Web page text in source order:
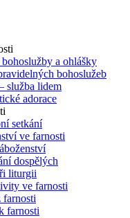
a ohlášky
bohoslužeb
služba lidem
adorace
setkání
ve farnosti
dospělých
liturgii
ve farnosti
farnosti